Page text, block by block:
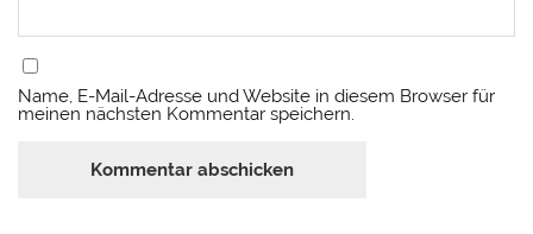
Name, E-Mail-Adresse und Website in diesem Browser für
meinen nächsten Kommentar speichern.